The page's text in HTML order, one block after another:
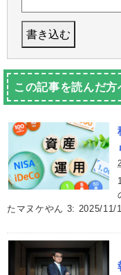
この記事を読んだ
たマヌケやん 3: 2025/11/